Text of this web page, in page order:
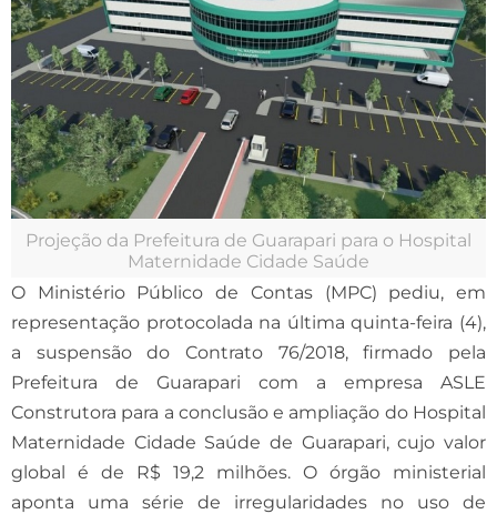
Projeção da Prefeitura de Guarapari para o Hospital
Maternidade Cidade Saúde
O Ministério Público de Contas (MPC) pediu, em
representação protocolada na última quinta-feira (4),
a suspensão do Contrato 76/2018, firmado pela
Prefeitura de Guarapari com a empresa ASLE
Construtora para a conclusão e ampliação do Hospital
Maternidade Cidade Saúde de Guarapari, cujo valor
global é de R$ 19,2 milhões. O órgão ministerial
aponta uma série de irregularidades no uso de